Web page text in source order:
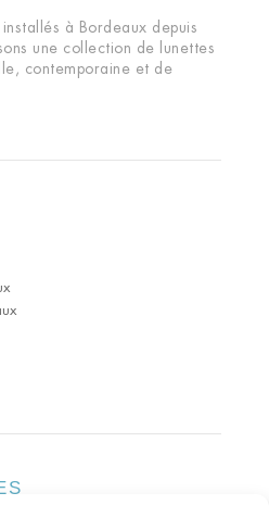
à Bordeaux depuis
une collection de lunettes
contemporaine et de